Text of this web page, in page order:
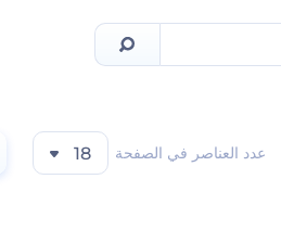
عدد العناصر في الصفحة 18